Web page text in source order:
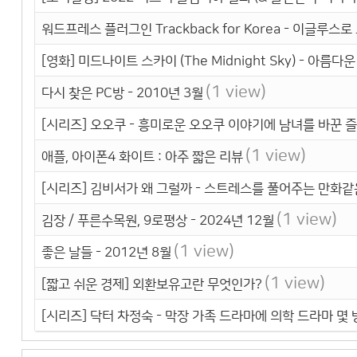
워드프레스 플러그인 Trackback for Korea - 이글루스로
[영화] 미드나이트 스카이 (The Midnight Sky) - 아름다운
다시 찾은 PC방 - 2010년 3월 (1 view)
[시리즈] 오오쿠 - 흥미로운 오오쿠 이야기에 남녀를 바꾼
애플, 아이폰4 화이트 : 아주 짧은 리뷰 (1 view)
[시리즈] 김비서가 왜 그럴까 - 스트레스를 풀어주는 만화
김장 / 푸른수목원, 9로평상 - 2024년 12월 (1 view)
좋은 날들 - 2012년 8월 (1 view)
[짧고 쉬운 경제] 외환보유고란 무엇인가? (1 view)
[시리즈] 닥터 차정숙 - 막장 가족 드라마에 의학 드라마 몇